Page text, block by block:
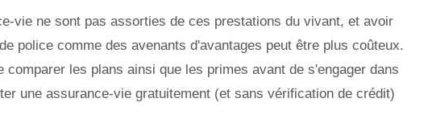
vie ne sont pas assorties de ces prestations du vivant, et avoir
police comme des avenants d'avantages peut être plus coûteux.
comparer les plans ainsi que les primes avant de s'engager dans
une assurance-vie gratuitement (et sans vérification de crédit)